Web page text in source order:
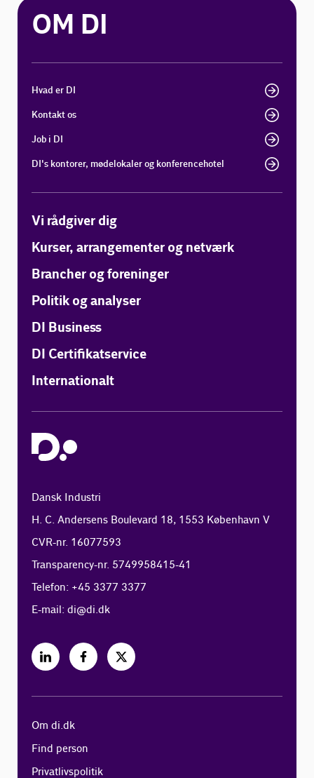
OM DI
Hvad er DI
Kontakt os
Job i DI
DI's kontorer, mødelokaler og konferencehotel
Vi rådgiver dig
Kurser, arrangementer og netværk
Brancher og foreninger
Politik og analyser
DI Business
DI Certifikatservice
Internationalt
Dansk Industri
H. C. Andersens Boulevard 18, 1553 København V
CVR-nr. 16077593
Transparency-nr. 5749958415-41
Telefon: +45 3377 3377
E-mail:di@di.dk
Om di.dk
Find person
Privatlivspolitik